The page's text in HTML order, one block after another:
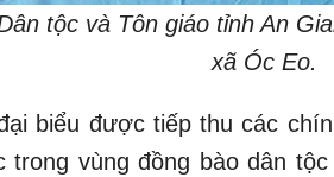
tộc và Tôn giáo tỉnh An
xã Óc Eo.
biểu được tiếp thu các
trong vùng đồng bào dân